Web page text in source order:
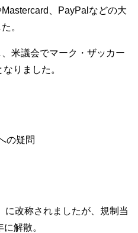
、PayPalなどの大
。
米議会でマーク・ザッカー
りました。
の疑問
に改称されましたが、規制当
解散。